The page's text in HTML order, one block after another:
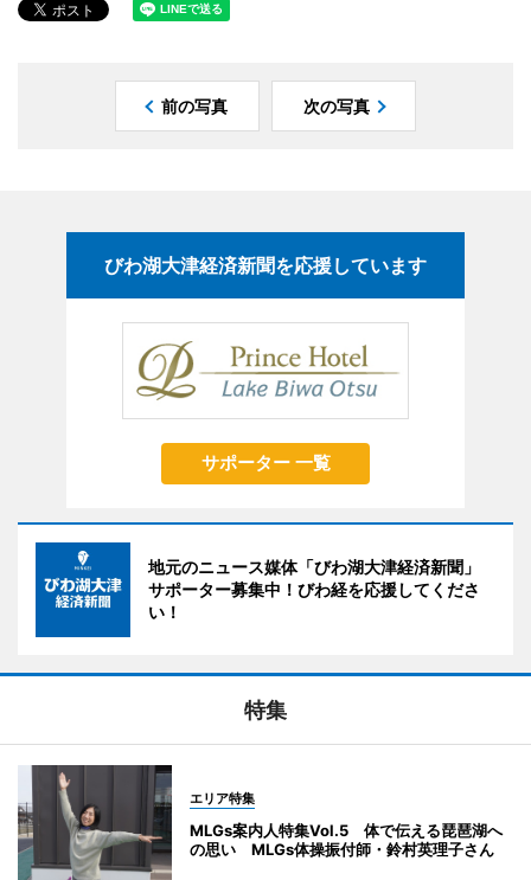
前の写真 次の写真
びわ湖大津経済新聞を応援しています
サポーター 一覧
地元のニュース媒体「びわ湖大津経済新聞」
サポーター募集中！びわ経を応援してくださ
い！
特集
エリア特集
MLGs案内人特集Vol.5 体で伝える琵琶湖へ
の思い MLGs体操振付師・鈴村英理子さん